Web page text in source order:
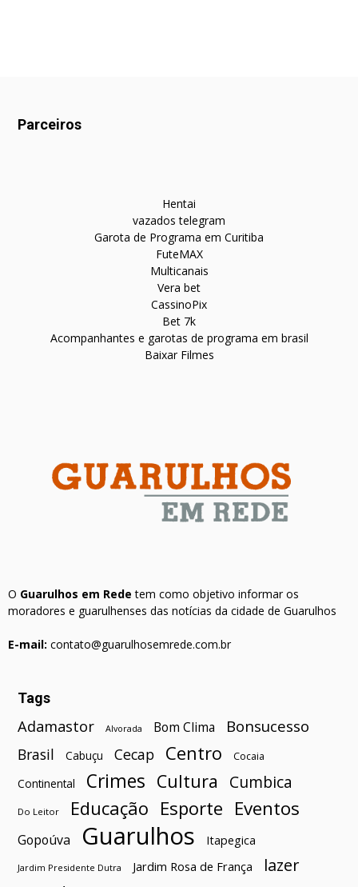
Parceiros
Hentai
vazados telegram
Garota de Programa em Curitiba
FuteMAX
Multicanais
Vera bet
CassinoPix
Bet 7k
Acompanhantes e garotas de programa em brasil
Baixar Filmes
O Guarulhos em Rede tem como objetivo informar os
moradores e guarulhenses das notícias da cidade de Guarulhos
E-mail: contato@guarulhosemrede.com.br
Tags
Adamastor Alvorada Bom Clima Bonsucesso
Brasil Cabuçu Cecap Centro Cocaia
Continental Crimes Cultura Cumbica
Do Leitor Educação Esporte Eventos
Gopoúva Guarulhos Itapegica
Jardim Presidente Dutra Jardim Rosa de França
lazer